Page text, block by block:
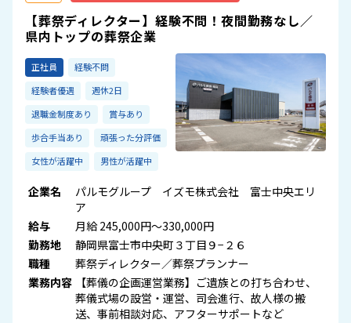
【葬祭ディレクター】経験不問！夜間勤務なし／
県内トップの葬祭企業
正社員
経験不問
経験者優遇
週休2日
退職金制度あり
賞与あり
歩合手当あり
頑張った分評価
女性が活躍中
男性が活躍中
企業名
パルモグループ イズモ株式会社 富士中央エリ
ア
給与
月給 245,000円～330,000円
勤務地
静岡県富士市中央町３丁目９−２６
職種
葬祭ディレクター／葬祭プランナー
業務内容
【葬儀の企画運営業務】ご遺族との打ち合わせ、
葬儀式場の設営・運営、司会進行、故人様の搬
送、事前相談対応、アフターサポートなど